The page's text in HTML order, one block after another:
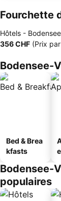
Fourchette
Hôtels -
‎356 CHF (Prix
Bodensee-
Bed & Brea
kfasts
Bodensee-
populaires